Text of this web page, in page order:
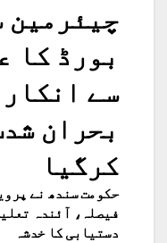
چیئرمین
بورڈ کا
سے
بحران
کرگیا
حکومت سندھ نے
فیصلہ، آئندہ
دستیابی کا خدشہ